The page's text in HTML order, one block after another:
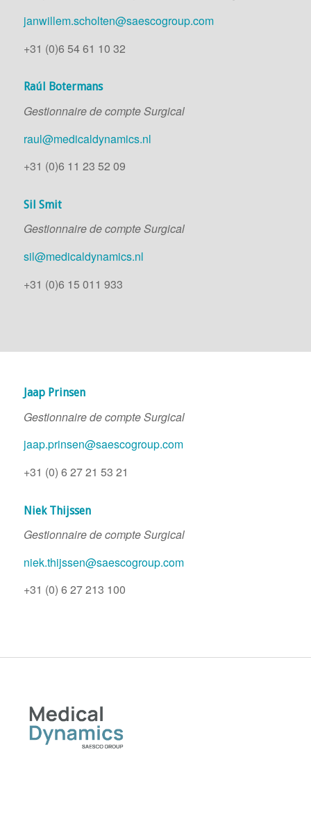
janwillem.scholten@saescogroup.com
+31 (0)6 54 61 10 32
Raúl Botermans
Gestionnaire de compte Surgical
raul@medicaldynamics.nl
+31 (0)6 11 23 52 09
Sil Smit
Gestionnaire de compte Surgical
sil@medicaldynamics.nl
+31 (0)6 15 011 933
Jaap Prinsen
Gestionnaire de compte Surgical
jaap.prinsen@saescogroup.com
+31 (0) 6 27 21 53 21
Niek Thijssen
Gestionnaire de compte Surgical
niek.thijssen@saescogroup.com
+31 (0) 6 27 213 100